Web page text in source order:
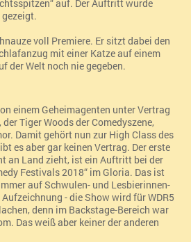
auf. Der Auftritt wurde
voll Premiere. Er sitzt dabei den
mit einer Katze auf einem
der Welt noch nie gegeben.
einem Geheimagenten unter Vertrag
Tiger Woods der Comedyszene,
Damit gehört nun zur High Class des
es aber gar keinen Vertrag. Der erste
an Land zieht, ist ein Auftritt bei der
Festivals 2018“ im Gloria. Das ist
auf Schwulen- und Lesbierinnen-
- die Show wird für WDR5
denn im Backstage-Bereich war
Das weiß aber keiner der anderen